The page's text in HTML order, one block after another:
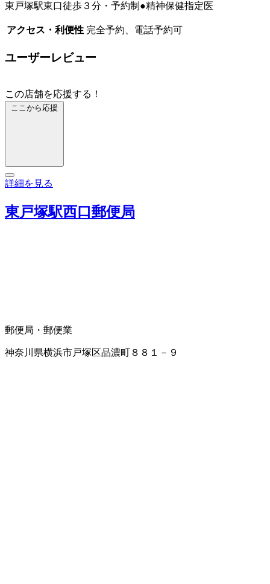
東戸塚駅東口徒歩３分・予約制●精神保健指定医
アクセス・利便性 完全予約、電話予約可
ユーザーレビュー
この店舗を応援する！
ここから応援
詳細を見る
東戸塚駅西口郵便局
郵便局・郵便業
神奈川県横浜市戸塚区品濃町８８１－９